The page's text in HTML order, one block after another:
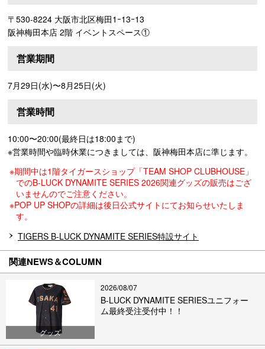
〒530-8224 大阪市北区梅田1ｰ13ｰ13
阪神梅田本店 2階 イベントスペース①
営業期間
7月29日(水)〜8月25日(火)
営業時間
10:00〜20:00(最終日は18:00まで)
※営業時間や臨時休業につきましては、阪神梅田本店に準じます。
※期間中は1階タイガースショップ「TEAM SHOP CLUBHOUSE」
でのB-LUCK DYNAMITE SERIES 2026関連グッズの販売はござ
いませんのでご注意ください。
※POP UP SHOPの詳細は後日公式サイトにてお知らせいたしま
す。
TIGERS B-LUCK DYNAMITE SERIES特設サイト
関連NEWS＆COLUMN
グッズ
2026/08/07
B-LUCK DYNAMITE SERIESユニフォー
ム最終受注受付中！！